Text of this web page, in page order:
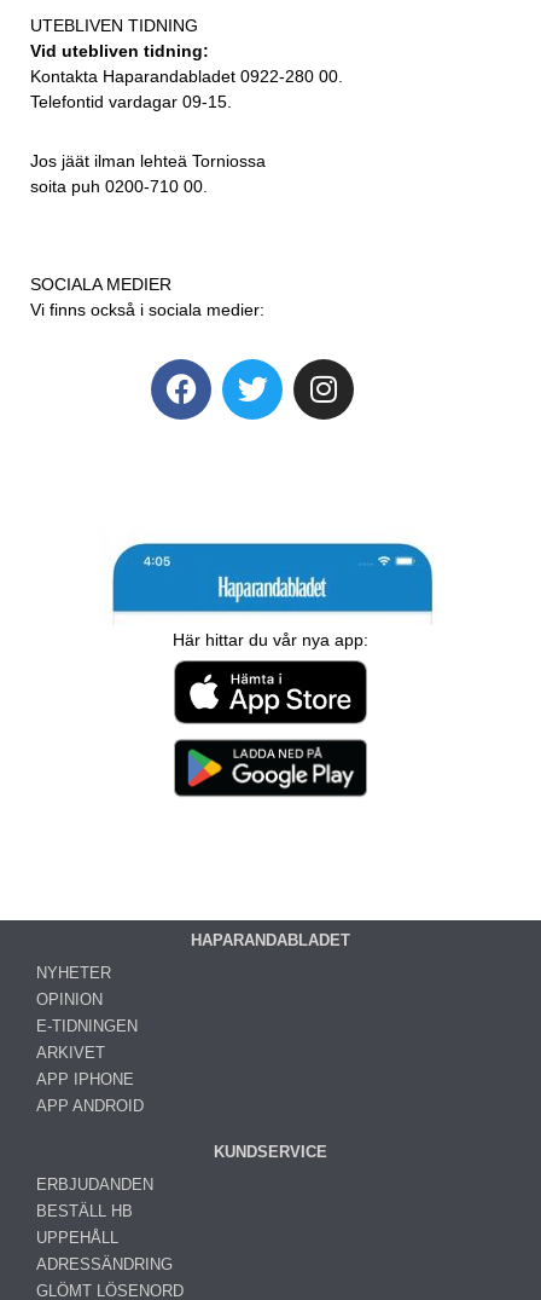
UTEBLIVEN TIDNING
Vid utebliven tidning:
Kontakta Haparandabladet 0922-280 00.
Telefontid vardagar 09-15.
Jos jäät ilman lehteä Torniossa
soita puh 0200-710 00.
SOCIALA MEDIER
Vi finns också i sociala medier:
Här hittar du vår nya app:
HAPARANDABLADET
NYHETER
OPINION
E-TIDNINGEN
ARKIVET
APP IPHONE
APP ANDROID
KUNDSERVICE
ERBJUDANDEN
BESTÄLL HB
UPPEHÅLL
ADRESSÄNDRING
GLÖMT LÖSENORD